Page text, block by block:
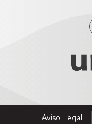
Aviso Legal